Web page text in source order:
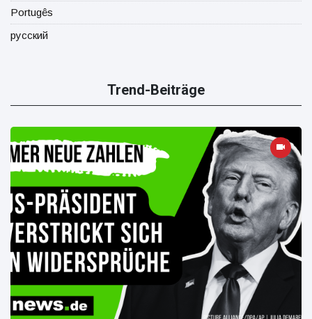
Portugês
русский
Trend-Beiträge